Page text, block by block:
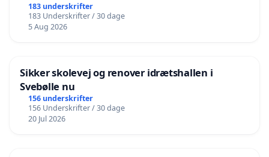
183 underskrifter
183 Underskrifter / 30 dage
5 Aug 2026
Sikker skolevej og renover idrætshallen i
Svebølle nu
156 underskrifter
156 Underskrifter / 30 dage
20 Jul 2026